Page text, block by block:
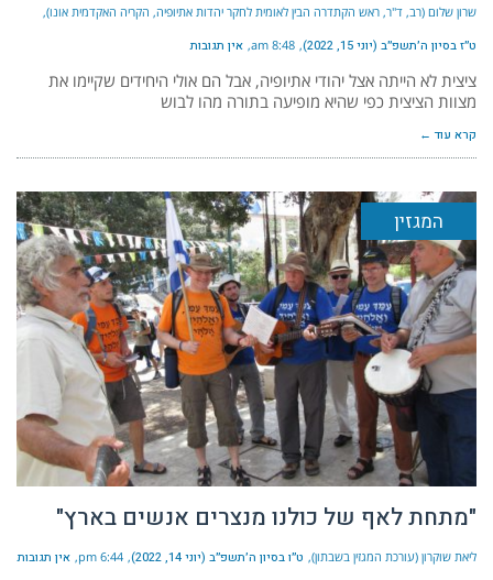
שרון שלום (רב, ד"ר, ראש הקתדרה הבין לאומית לחקר יהדות אתיופיה, הקריה האקדמית אונו)
ט״ז בסיון ה׳תשפ״ב (יוני 15, 2022) 8:48 am אין תגובות
ציצית לא הייתה אצל יהודי אתיופיה, אבל הם אולי היחידים שקיימו את
מצוות הציצית כפי שהיא מופיעה בתורה מהו לבוש
קרא עוד ←
המגזין
"מתחת לאף של כולנו מנצרים אנשים בארץ"
ליאת שוקרון (עורכת המגזין בשבתון) ט״ו בסיון ה׳תשפ״ב (יוני 14, 2022) 6:44 pm אין תגובות